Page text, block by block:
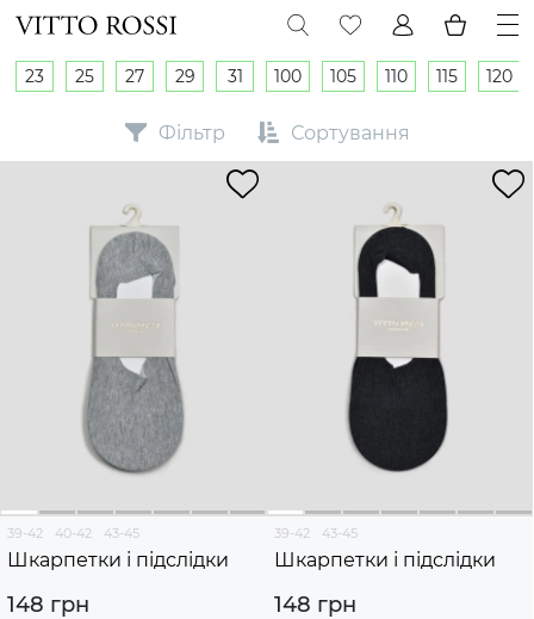
23 25 27 29 31 100 105 110 115 120
Фільтр Сортування
39-42 40-42 43-45
Шкарпетки і підслідки
148 грн
39-42 43-45
Шкарпетки і підслідки
148 грн